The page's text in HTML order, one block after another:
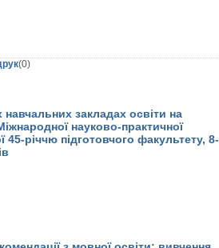
(0)
закладах освіти на
науково-практичної
45-річчю підготовчого факультету, 8-